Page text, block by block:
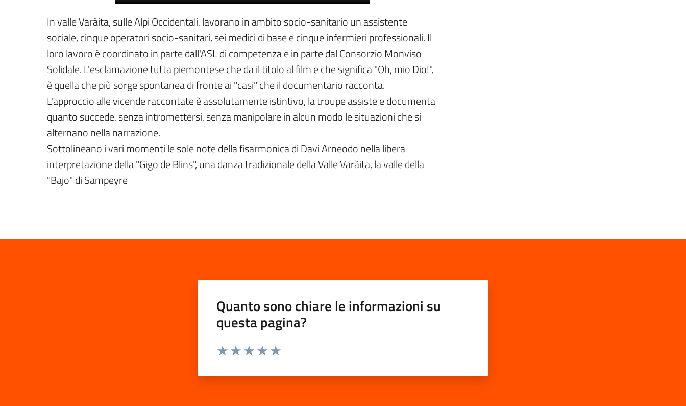
In valle Varàita, sulle Alpi Occidentali, lavorano in ambito socio-sanitario un assistente
sociale, cinque operatori socio-sanitari, sei medici di base e cinque infermieri professionali. Il
loro lavoro è coordinato in parte dall'ASL di competenza e in parte dal Consorzio Monviso
Solidale. L'esclamazione tutta piemontese che da il titolo al film e che significa "Oh, mio Dio!",
è quella che più sorge spontanea di fronte ai "casi" che il documentario racconta.
L'approccio alle vicende raccontate è assolutamente istintivo, la troupe assiste e documenta
quanto succede, senza intromettersi, senza manipolare in alcun modo le situazioni che si
alternano nella narrazione.
Sottolineano i vari momenti le sole note della fisarmonica di Davi Arneodo nella libera
interpretazione della "Gigo de Blins", una danza tradizionale della Valle Varàita, la valle della
"Bajo" di Sampeyre
Quanto sono chiare le informazioni su
questa pagina?
Valuta da 1 a 5 stelle la pagina